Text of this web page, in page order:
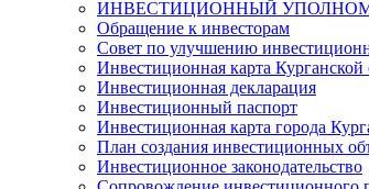
ИНВЕСТИЦИОННЫЙ
Обращение к инвесторам
Совет по улучшению
Инвестиционная карта Курганской
Инвестиционная декларация
Инвестиционный паспорт
Инвестиционная карта города
План создания инвестиционных
Инвестиционное законодательство